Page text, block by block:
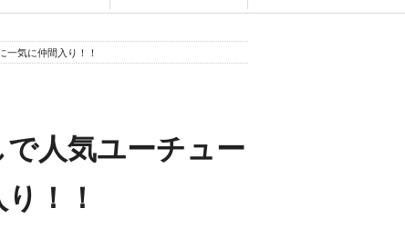
一気に仲間入り！！
人気ユーチュー
！！